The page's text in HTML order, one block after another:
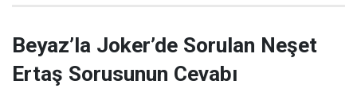
Beyaz’la Joker’de Sorulan Neşet
Ertaş Sorusunun Cevabı